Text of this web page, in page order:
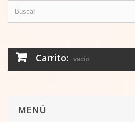
Carrito: vacío
MENÚ